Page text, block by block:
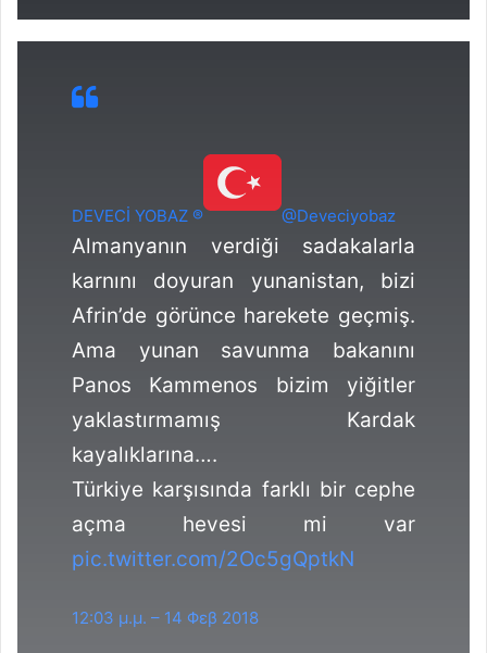
DEVECİ YOBAZ ® @Deveciyobaz
Almanyanın verdiği sadakalarla
karnını doyuran yunanistan, bizi
Afrin’de görünce harekete geçmiş.
Ama yunan savunma bakanını
Panos Kammenos bizim yiğitler
yaklastırmamış Kardak
kayalıklarına….
Türkiye karşısında farklı bir cephe
açma hevesi mi var
pic.twitter.com/2Oc5gQptkN
12:03 μ.μ. – 14 Φεβ 2018